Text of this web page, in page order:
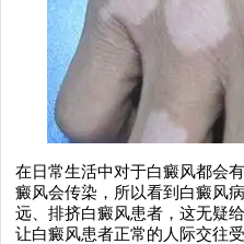
在日常生活中对于白癜风都会
癜风会传染，所以看到白癜风
远、排挤白癜风患者，这无疑
让白癜风患者正常的人际交往